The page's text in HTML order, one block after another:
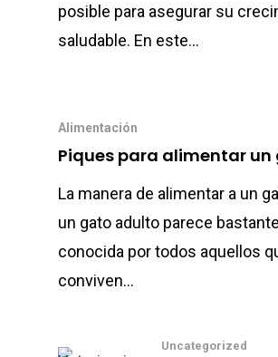
posible para asegurar su
saludable. En este…
Alimentación
Piques para alimentar
La manera de alimentar a un
un gato adulto parece bastante
conocida por todos aquellos
conviven…
Uncategorized